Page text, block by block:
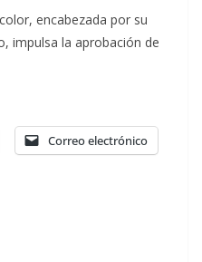
encabezada por su
impulsa la aprobación de
Correo electrónico